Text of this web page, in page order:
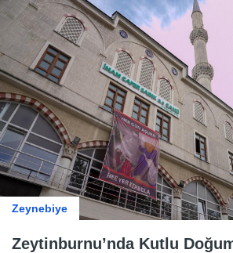
Zeynebiye
Zeytinburnu’nda Kutlu